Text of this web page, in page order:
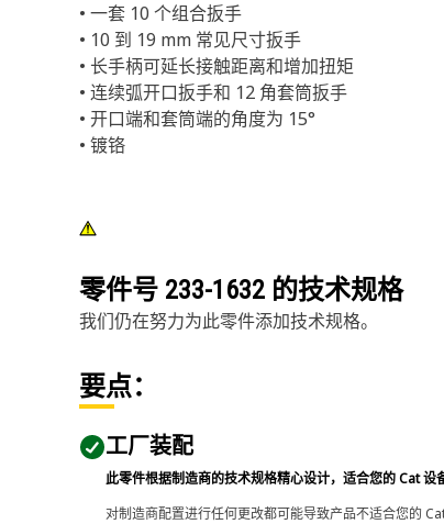
• 一套 10 个组合扳手
• 10 到 19 mm 常见尺寸扳手
• 长手柄可延长接触距离和增加扭矩
• 连续弧开口扳手和 12 角套筒扳手
• 开口端和套筒端的角度为 15°
• 镀铬
零件号 233-1632 的技术规格
我们仍在努力为此零件添加技术规格。
要点：
工厂装配
此零件根据制造商的技术规格精心设计，适合您的 Cat 设
对制造商配置进行任何更改都可能导致产品不适合您的